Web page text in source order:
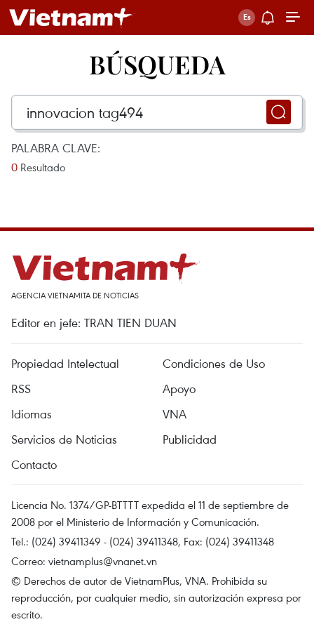
BÚSQUEDA
PALABRA CLAVE:
0 Resultado
AGENCIA VIETNAMITA DE NOTICIAS
Editor en jefe: TRAN TIEN DUAN
Propiedad Intelectual
Condiciones de Uso
RSS
Apoyo
Idiomas
VNA
Servicios de Noticias
Publicidad
Contacto
Licencia No. 1374/GP-BTTTT expedida el 11 de septiembre de
2008 por el Ministerio de Información y Comunicación.
Tel.: (024) 39411349 - (024) 39411348, Fax: (024) 39411348
Correo: vietnamplus@vnanet.vn
© Derechos de autor de VietnamPlus, VNA. Prohibida su
reproducción, por cualquier medio, sin autorización expresa por
escrito.